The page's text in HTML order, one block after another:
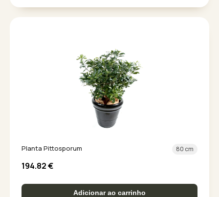
Planta Pittosporum 80 cm
194.82€
Adicionar ao carrinho